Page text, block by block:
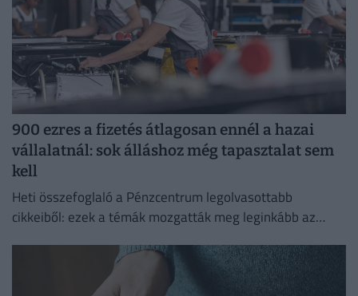
900 ezres a fizetés átlagosan ennél a hazai
vállalatnál: sok álláshoz még tapasztalat sem
kell
Heti összefoglaló a Pénzcentrum legolvasottabb
cikkeiből: ezek a témák mozgatták meg leginkább az